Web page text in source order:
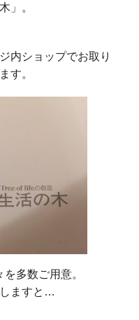
」。
内ショップでお取り
す。
多数ご用意。
ますと…